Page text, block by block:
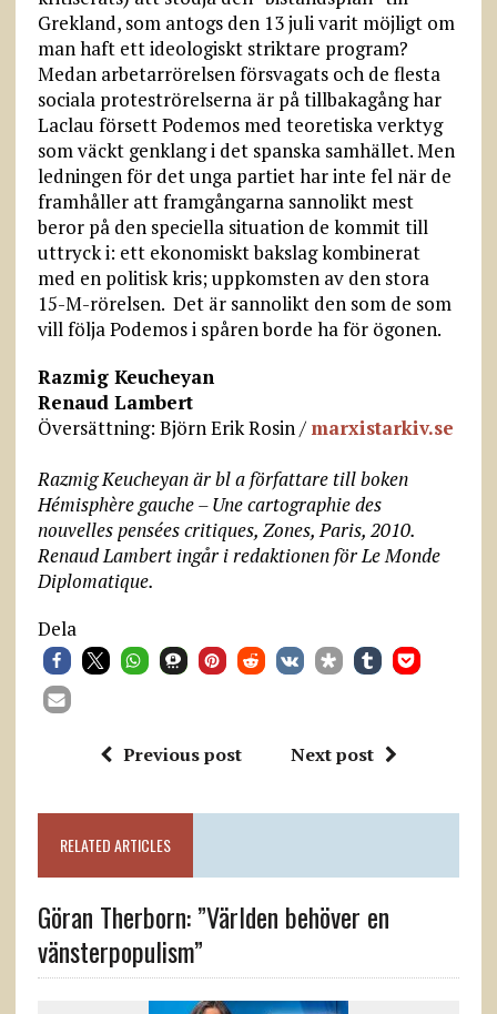
Grekland, som antogs den 13 juli varit möjligt om
man haft ett ideologiskt striktare program?
Medan arbetarrörelsen försvagats och de flesta
sociala proteströrelserna är på tillbakagång har
Laclau försett Podemos med teoretiska verktyg
som väckt genklang i det spanska samhället. Men
ledningen för det unga partiet har inte fel när de
framhåller att framgångarna sannolikt mest
beror på den speciella situation de kommit till
uttryck i: ett ekonomiskt bakslag kombinerat
med en politisk kris; uppkomsten av den stora
15-M-rörelsen. Det är sannolikt den som de som
vill följa Podemos i spåren borde ha för ögonen.
Razmig Keucheyan
Renaud Lambert
Översättning: Björn Erik Rosin / marxistarkiv.se
Razmig Keucheyan är bl a författare till boken
Hémisphère gauche –Une cartographie des
nouvelles pensées critiques, Zones, Paris, 2010.
Renaud Lambert ingår i redaktionen för Le Monde
Diplomatique.
Dela
Previous post Next post
RELATED ARTICLES
Göran Therborn: ”Världen behöver en
vänsterpopulism”